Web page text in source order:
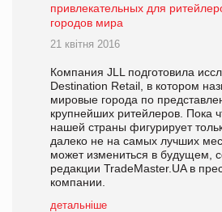
привлекательных для
городов мира
21 квітня 2016
Компания JLL подготовила
Destination Retail, в котором
мировые города по
крупнейших ритейлеров. Пока
нашей страны фигурирует
далеко не на самых лучших
может измениться в будущем,
редакции TradeMaster.UA в
компании.
детальніше